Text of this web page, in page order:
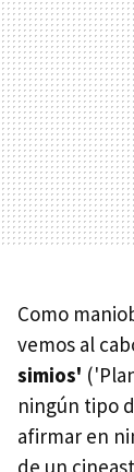
Como
vemos al
simios'
ningún tipo
afirmar en
de un